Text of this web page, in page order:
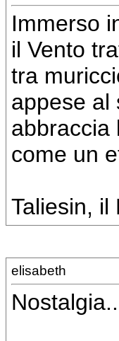
Immerso
il Vento
tra
appese al
abbraccia
come un
Taliesin, il
elisabeth